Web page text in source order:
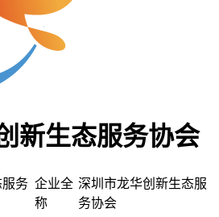
新生态服务协会
务 企业全
称
深圳市龙华创新生态服
务协会